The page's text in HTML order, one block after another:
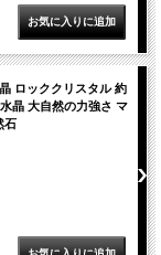
ロッククリスタル 約
晶 大自然の力強さ マ
石